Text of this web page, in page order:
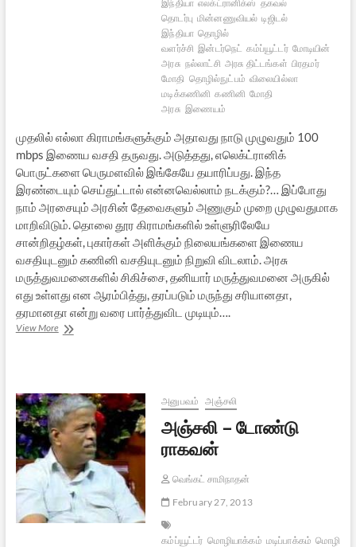
இந்தியா எலக்ட்ரானிக்ஸ் தகவல்
தொடர்பு மின்னணுவியல் டிஜிடல்
இந்தியா தொழில்
வளர்ச்சி இன்டர்நெட் கம்ப்யூட்டர் மோடியின்
அரசு நல்லாட்சி அரசு திட்டங்கள் பிரதமர்
மோதி தொழில்நுட்பம் விலையில்லா
மடிக்கணினி கணினி மோதி
அரசு இணையம்
முதலில் எல்லா கிராமங்களுக்கும் அதாவது நாடு முழுவதும் 100
mbps இணைய வசதி தருவது. அடுத்தது, எலெக்ட்ரானிக்
பொருட்களை பெருமளவில் இங்கேயே தயாரிப்பது. இந்த
இரண்டையும் செய்துட்டால் என்னவெல்லாம் நடக்கும்?… இப்போது
நாம் அரசையும் அரசின் தேவைகளும் அணுகும் முறை முழுவதுமாக
மாறிவிடும். தொலை தூர கிராமங்களில் உள்ளுரிலேயே
சான்றிதழ்கள், புகார்கள் அளிக்கும் நிலையங்களை இணைய
வசதியுடனும் கணினி வசதியுடனும் நிறுவி விடலாம். அரசு
மருத்துவமனைகளில் சிகிச்சை, தனியார் மருத்துவமனை அருகில்
எது உள்ளது என ஆரம்பித்து, தரப்படும் மருந்து சரியானதா,
தரமானதா என்று வரை பார்த்துவிட முடியும்….
View Moreமோடியின்
எப்படி
அனுபவம் அஞ்சலி
அஞ்சலி – டோண்டு
ராகவன்
வெங்கட் சாமிநாதன்
February 27, 2013
கம்ப்யூட்டர் மொழியாக்கம் மடிப்பாக்கம்